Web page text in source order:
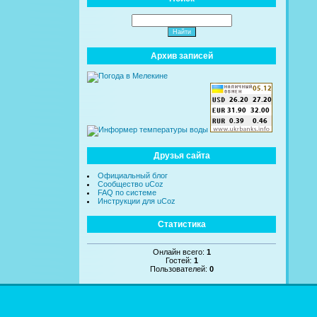
Архив записей
Друзья сайта
Официальный блог
Сообщество uCoz
FAQ по системе
Инструкции для uCoz
Статистика
Онлайн всего: 1
Гостей: 1
Пользователей: 0